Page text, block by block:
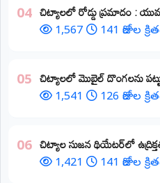
04 చిట్యాలలో రోడ్డు ప్రమాదం :
1,567 141 రోజుల
05 చిట్యాలలో మొబైల్ దొంగలను
1,541 126 రోజుల
06 చిట్యాల సుజన థియేటర్‌లో
1,421 141 రోజుల